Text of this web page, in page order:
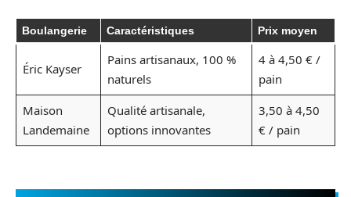
Boulangerie Caractéristiques Prix moyen
Éric Kayser
Pains artisanaux, 100 %
naturels
4 à 4,50 € /
pain
Maison
Landemaine
Qualité artisanale,
options innovantes
3,50 à 4,50
€ / pain